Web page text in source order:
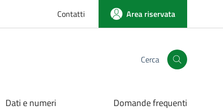
Contatti Area riservata
Cerca Apri finestra
Dati e numeri Domande frequenti